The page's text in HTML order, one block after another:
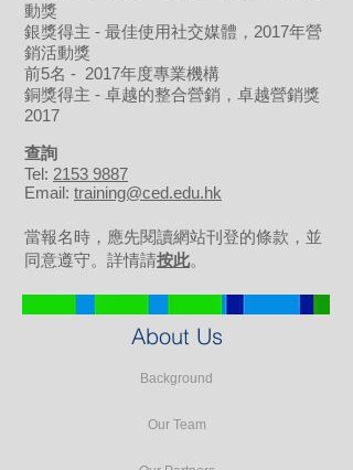
動獎
銀獎得主 - 最佳使用社交媒體，2017年營
銷活動獎
前5名 - 2017年度專業機構
銅獎得主 - 卓越的整合營銷，卓越營銷獎
2017
​查詢
Tel: 2153 9887
Email: training@ced.edu.hk
當報名時，應先閱讀網站刊登的條款，並
同意遵守。詳情請按此。
About Us
Background
Our Team